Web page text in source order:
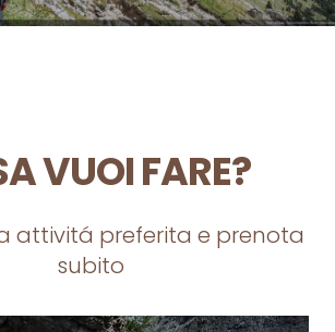
VUOI FARE?
attivitá preferita e prenota
subito